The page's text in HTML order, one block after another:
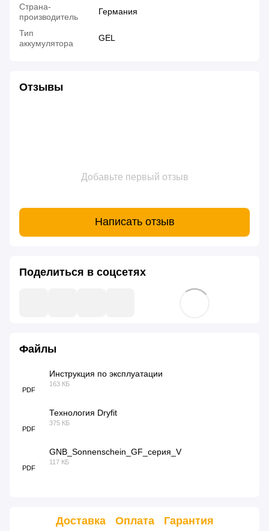
Страна-
производитель
Германия
Тип
аккумулятора
GEL
Отзывы
Добавьте первый отзыв
Написать отзыв
Поделиться в соцсетях
Файлы
PDF
Инструкция по эксплуатации
163 КБ
PDF
Технология Dryfit
375 КБ
PDF
GNB_Sonnenschein_GF_серия_V
117 КБ
Доставка Оплата Гарантия